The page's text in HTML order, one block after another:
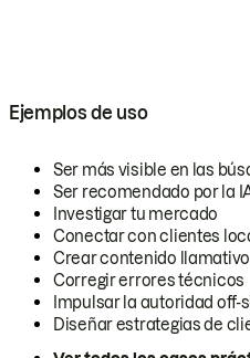
Ejemplos de uso
Ser más visible en las
Ser recomendado por la
Investigar tu mercado
Conectar con clientes
Crear contenido llamativo
Corregir errores técnicos
Impulsar la autoridad off-
Diseñar estrategias de